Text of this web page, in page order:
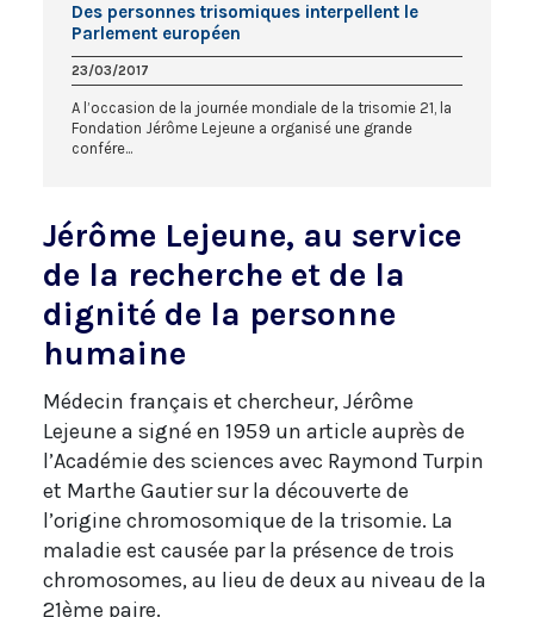
Des personnes trisomiques interpellent le
Parlement européen
23/03/2017
A l’occasion de la journée mondiale de la trisomie 21, la
Fondation Jérôme Lejeune a organisé une grande
confére...
Jérôme Lejeune, au service
de la recherche et de la
dignité de la personne
humaine
Médecin français et chercheur, Jérôme
Lejeune a signé en 1959 un article auprès de
l’Académie des sciences avec Raymond Turpin
et Marthe Gautier sur la découverte de
l’origine chromosomique de la trisomie. La
maladie est causée par la présence de trois
chromosomes, au lieu de deux au niveau de la
21ème paire.